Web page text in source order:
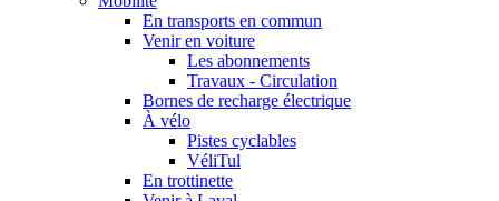
En transports en commun
Venir en voiture
Les abonnements
Travaux - Circulation
Bornes de recharge électrique
À vélo
Pistes cyclables
VéliTul
En trottinette